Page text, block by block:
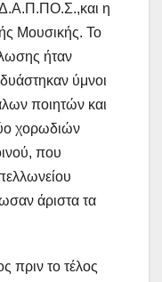
η
Μουσικής. Το
ήταν
ύμνοι
ποιητών και
χορωδιών
που
άριστα τα
πριν το τέλος